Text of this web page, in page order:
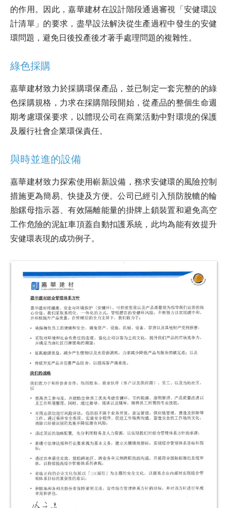
的作用。因此，嘉華建材在設計階段通過審視「安健環設
計清單」的要求，盡早設法解決從生產過程中發生的安健
環問題，避免日後投產後才著手處理問題的複雜性。
綠色採購
嘉華建材致力於採購環保產品，並已制定一套完整的的綠
色採購規格，力求在採購階段開始，從產品的整個生命週
期考慮環保要求，以體現公司在商業活動中對環境的保護
及履行社會企業環保責任。
與時並進的設備
嘉華建材致力探索使用嶄新設備，務求安健環的風險控制
措施更為簡易、快捷及方便。公司已經引入預防脫轆的輪
胎鏍母指示器、有效隔離能量的掛牌上鎖裝置和避免高空
工作危險的泥缸車頂蓋自動扣護系統，此均為能有效提升
安健環表現的成功例子。